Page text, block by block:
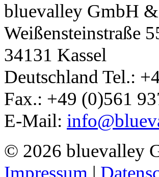
bluevalley GmbH
Weißensteinstraße
34131 Kassel
Deutschland Tel.:
Fax.: +49 (0)561
E-Mail:
© 2026 bluevalley
Impressum |